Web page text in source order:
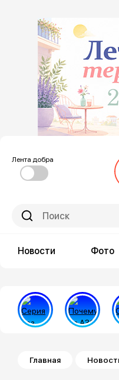
Лента добра
Новости Фото
Строка
Главная